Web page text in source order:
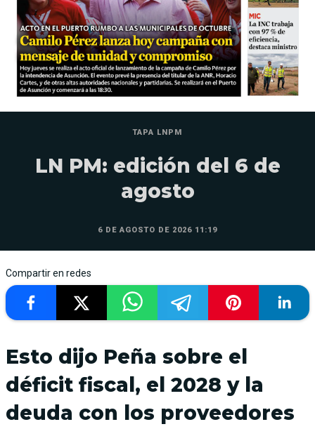
TAPA LNPM
LN PM: edición del 6 de
agosto
6 DE AGOSTO DE 2026 11:19
Compartir en redes
Esto dijo Peña sobre el
déficit fiscal, el 2028 y la
deuda con los proveedores